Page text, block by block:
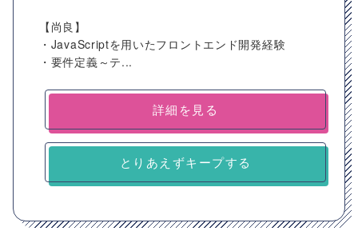
【尚良】
・JavaScriptを用いたフロントエンド開発経験
・要件定義～テ...
詳細を見る
とりあえずキープする